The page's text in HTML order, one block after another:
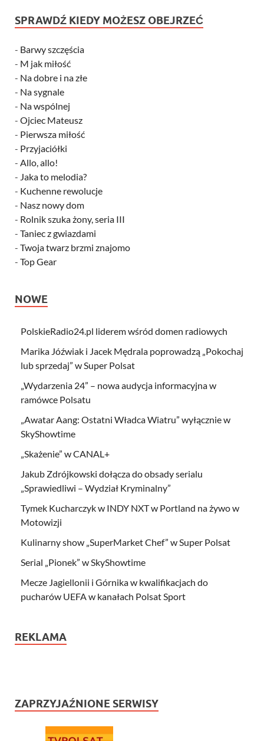
SPRAWDŹ KIEDY MOŻESZ OBEJRZEĆ
- Barwy szczęścia
- M jak miłość
- Na dobre i na złe
- Na sygnale
- Na wspólnej
- Ojciec Mateusz
- Pierwsza miłość
- Przyjaciółki
- Allo, allo!
- Jaka to melodia?
- Kuchenne rewolucje
- Nasz nowy dom
- Rolnik szuka żony, seria III
- Taniec z gwiazdami
- Twoja twarz brzmi znajomo
- Top Gear
NOWE
PolskieRadio24.pl liderem wśród domen radiowych
Marika Jóźwiak i Jacek Mędrala poprowadzą „Pokochaj
lub sprzedaj” w Super Polsat
„Wydarzenia 24” – nowa audycja informacyjna w
ramówce Polsatu
„Awatar Aang: Ostatni Władca Wiatru” wyłącznie w
SkyShowtime
„Skażenie” w CANAL+
Jakub Zdrójkowski dołącza do obsady serialu
„Sprawiedliwi – Wydział Kryminalny”
Tymek Kucharczyk w INDY NXT w Portland na żywo w
Motowizji
Kulinarny show „SuperMarket Chef” w Super Polsat
Serial „Pionek” w SkyShowtime
Mecze Jagiellonii i Górnika w kwalifikacjach do
pucharów UEFA w kanałach Polsat Sport
REKLAMA
ZAPRZYJAŹNIONE SERWISY